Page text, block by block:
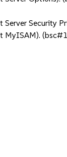
Server Security
MyISAM).